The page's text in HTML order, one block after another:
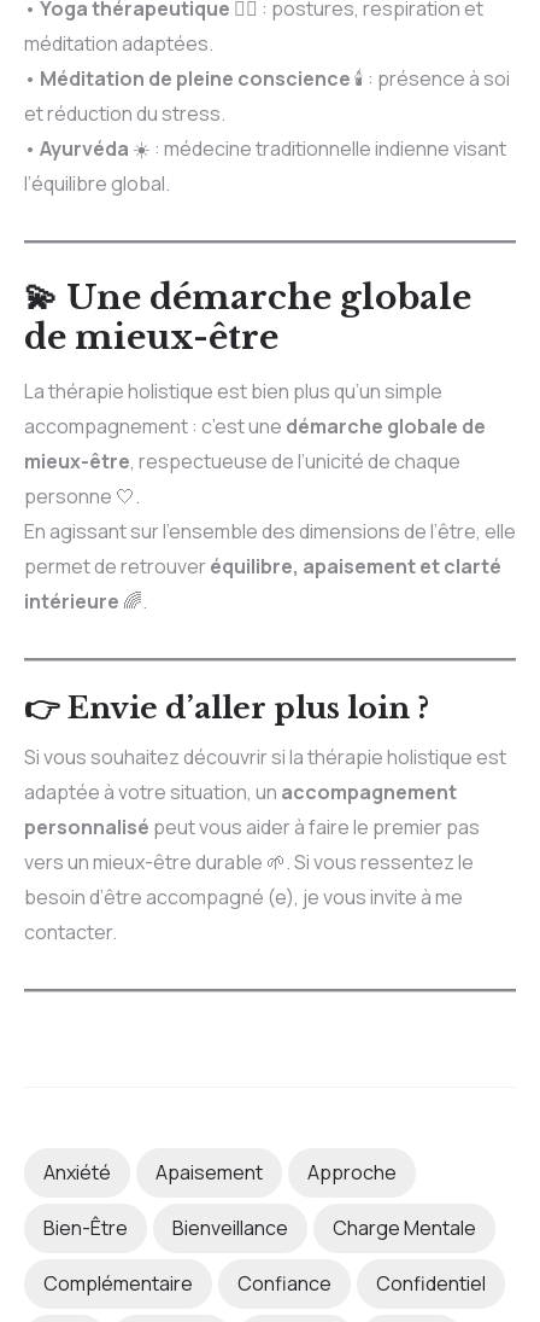
• Yoga thérapeutique 🧎‍♀️ : postures, respiration et
méditation adaptées.
• Méditation de pleine conscience🕯️ : présence à soi
et réduction du stress.
• Ayurvéda ☀️ : médecine traditionnelle indienne visant
l’équilibre global.
💫 Une démarche globale
de mieux-être
La thérapie holistique est bien plus qu’un simple
accompagnement : c’est une démarche globale de
mieux-être, respectueuse de l’unicité de chaque
personne 🤍.
En agissant sur l’ensemble des dimensions de l’être, elle
permet de retrouveréquilibre, apaisement et clarté
intérieure 🌈.
👉 Envie d’aller plus loin ?
Si vous souhaitez découvrir si la thérapie holistique est
adaptée à votre situation, un accompagnement
personnalisé peut vous aider à faire le premier pas
vers un mieux-être durable 🌱. Si vous ressentez le
besoin d’être accompagné (e), je vous invite à me
contacter.
Anxiété Apaisement Approche
Bien-Être Bienveillance Charge Mentale
Complémentaire Confiance Confidentiel